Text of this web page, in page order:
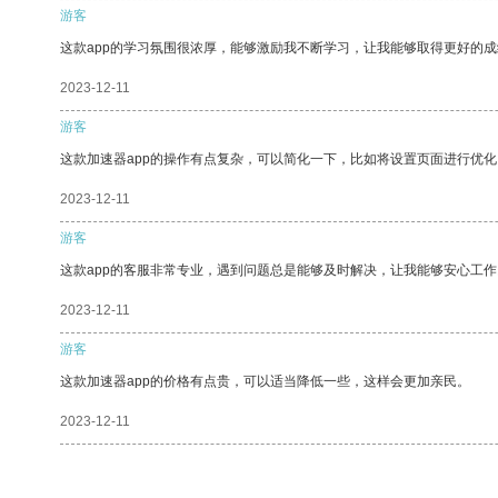
游客
这款app的学习氛围很浓厚，能够激励我不断学习，让我能够取得更好的成
2023-12-11
游客
这款加速器app的操作有点复杂，可以简化一下，比如将设置页面进行优化
2023-12-11
游客
这款app的客服非常专业，遇到问题总是能够及时解决，让我能够安心工作
2023-12-11
游客
这款加速器app的价格有点贵，可以适当降低一些，这样会更加亲民。
2023-12-11